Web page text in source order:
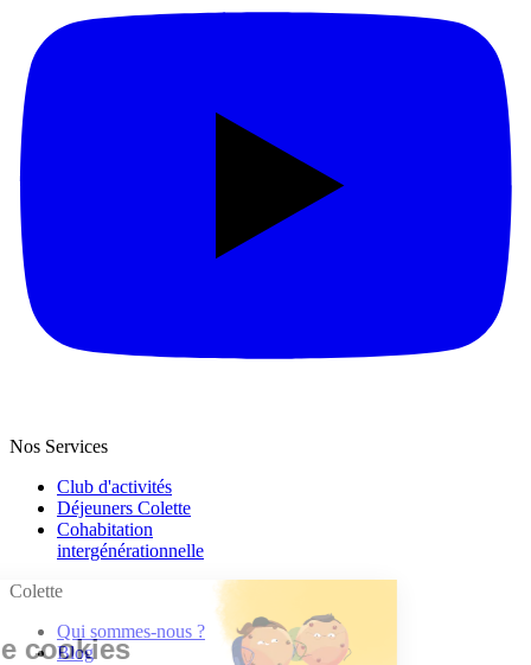
Nos Services
Club d'activités
Déjeuners Colette
Cohabitation
intergénération­nelle
Colette
Qui sommes-nous ?
Blog